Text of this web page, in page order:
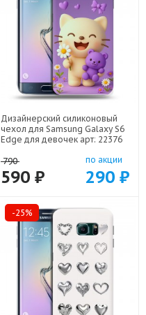
Дизайнерский силиконовый
чехол для Samsung Galaxy S6
Edge для девочек арт: 22376
790
590 ₽
по акции
290 ₽
-25%